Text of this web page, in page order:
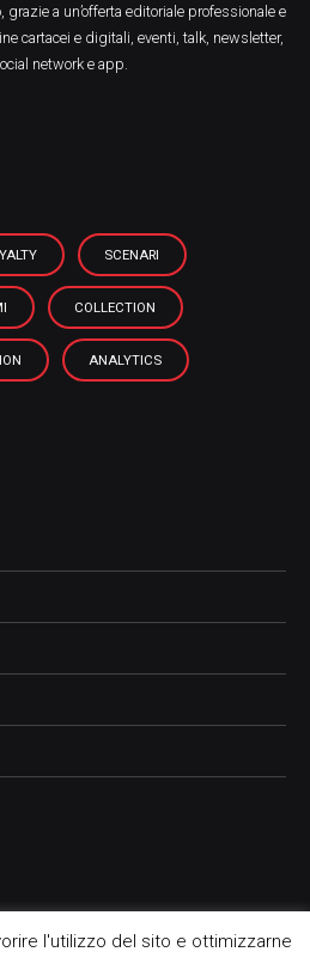
a un’offerta editoriale professionale e
cartacei e digitali, eventi, talk, newsletter,
network e app.
SCENARI
COLLECTION
ANALYTICS
l'utilizzo del sito e ottimizzarne